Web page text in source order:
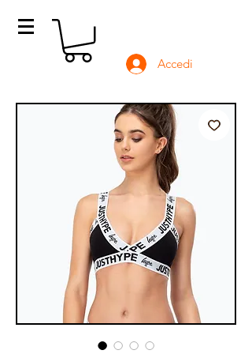
Accedi